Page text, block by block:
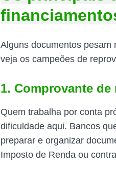
Alguns documentos pesam
veja os campeões de
1. Comprovante
Quem trabalha por conta
dificuldade aqui. Bancos
preparar e organizar
Imposto de Renda ou